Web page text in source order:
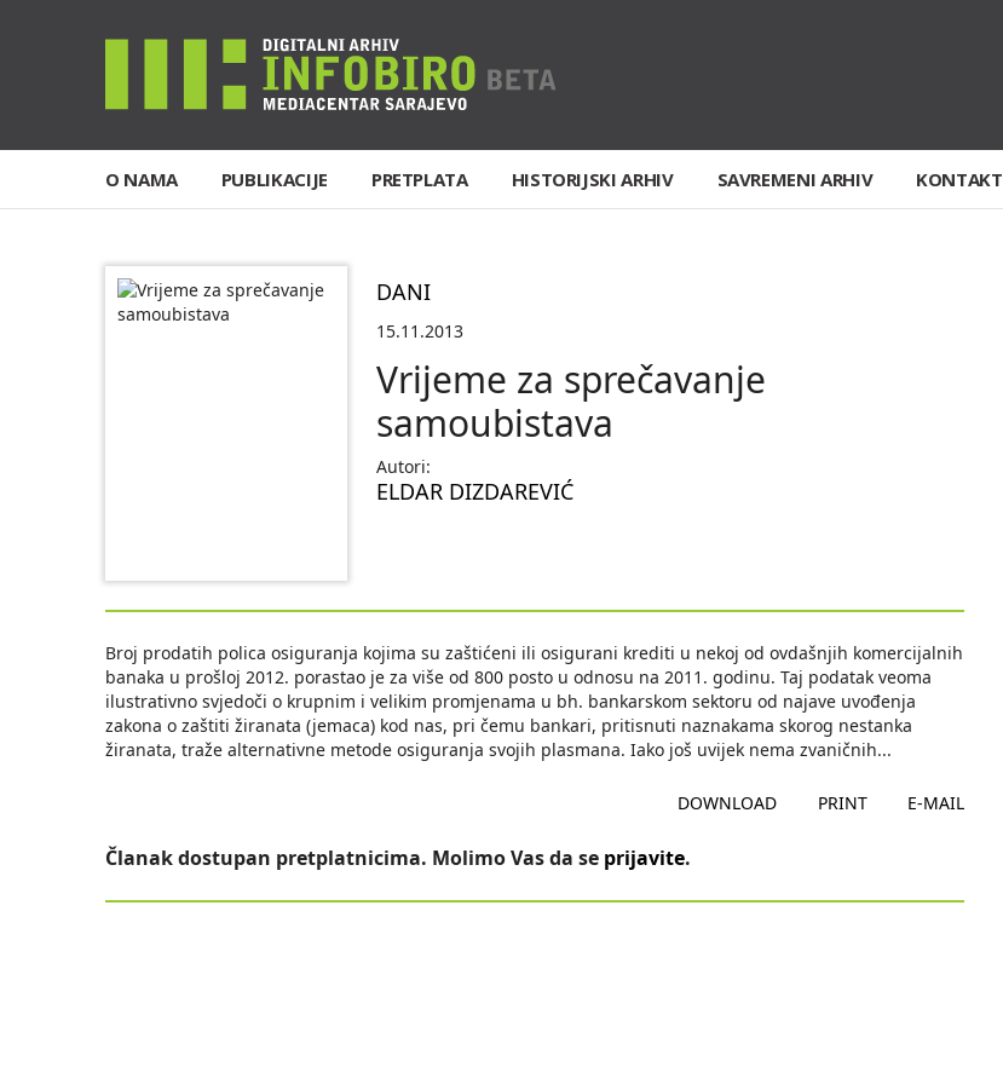
O NAMA PUBLIKACIJE PRETPLATA HISTORIJSKI ARHIV SAVREMENI ARHIV KONTAKT
DANI
15.11.2013
Vrijeme za sprečavanje
samoubistava
Autori:
ELDAR DIZDAREVIĆ
Broj prodatih polica osiguranja kojima su zaštićeni ili osigurani krediti u nekoj od ovdašnjih komercijalnih
banaka u prošloj 2012. porastao je za više od 800 posto u odnosu na 2011. godinu. Taj podatak veoma
ilustrativno svjedoči o krupnim i velikim promjenama u bh. bankarskom sektoru od najave uvođenja
zakona o zaštiti žiranata (jemaca) kod nas, pri čemu bankari, pritisnuti naznakama skorog nestanka
žiranata, traže alternativne metode osiguranja svojih plasmana. Iako još uvijek nema zvaničnih...
DOWNLOAD PRINT E-MAIL
Članak dostupan pretplatnicima. Molimo Vas da se prijavite.